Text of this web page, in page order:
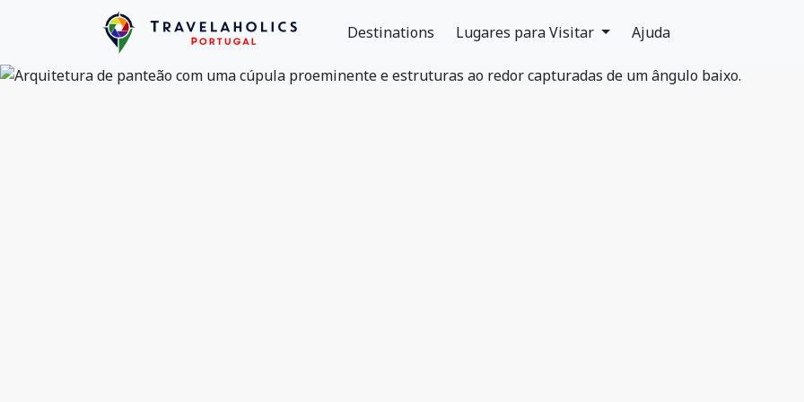
Destinations Lugares para Visitar Ajuda